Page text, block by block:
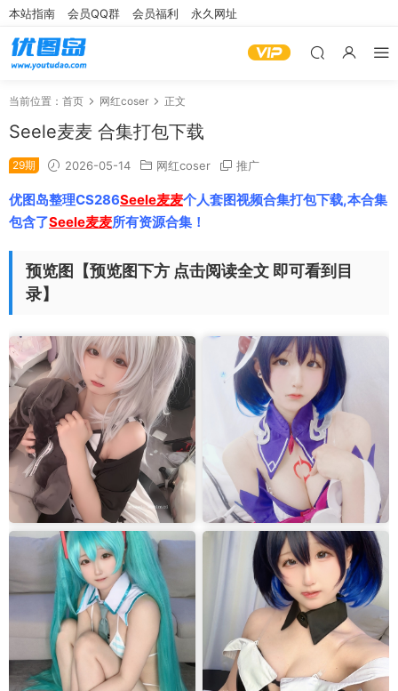
本站指南 会员QQ群 会员福利 永久网址
当前位置： 首页 网红coser 正文
Seele麦麦 合集打包下载
29期 2026-05-14 网红coser 推广
优图岛整理CS286Seele麦麦个人套图视频合集打包下载,本合集
包含了Seele麦麦所有资源合集！
预览图【预览图下方 点击阅读全文 即可看到目
录】